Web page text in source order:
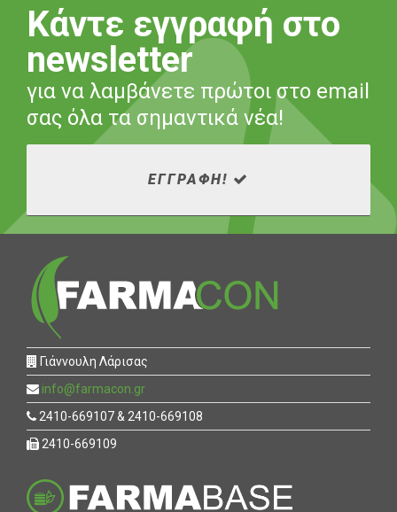
Κάντε εγγραφή στο
newsletter
για να λαμβάνετε πρώτοι στο email
σας όλα τα σημαντικά νέα!
ΕΓΓΡΑΦΗ!
Γιάννουλη Λάρισας
info@farmacon.gr
2410-669107 & 2410-669108
2410-669109